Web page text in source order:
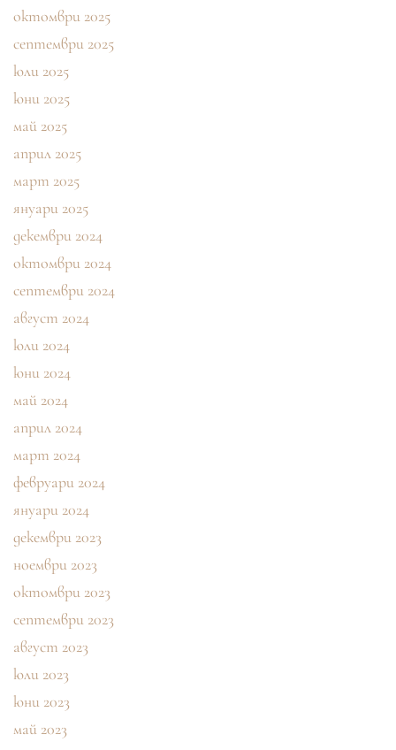
октомври 2025
септември 2025
юли 2025
юни 2025
май 2025
април 2025
март 2025
януари 2025
декември 2024
октомври 2024
септември 2024
август 2024
юли 2024
юни 2024
май 2024
април 2024
март 2024
февруари 2024
януари 2024
декември 2023
ноември 2023
октомври 2023
септември 2023
август 2023
юли 2023
юни 2023
май 2023